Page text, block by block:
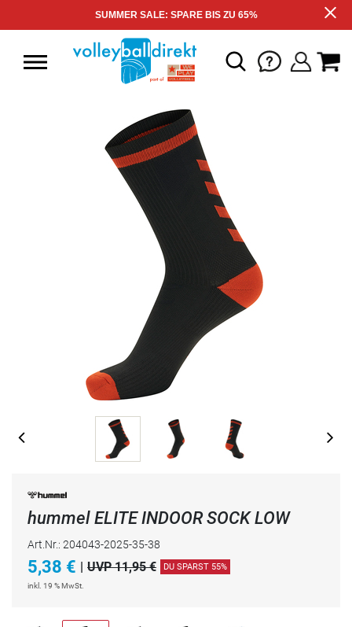
SUMMER SALE: SPARE BIS ZU 65%
hummel ELITE INDOOR SOCK LOW
Art.Nr.: 204043-2025-35-38
5,38 € | UVP 11,95 € DU SPARST 55%
inkl. 19 % MwSt.